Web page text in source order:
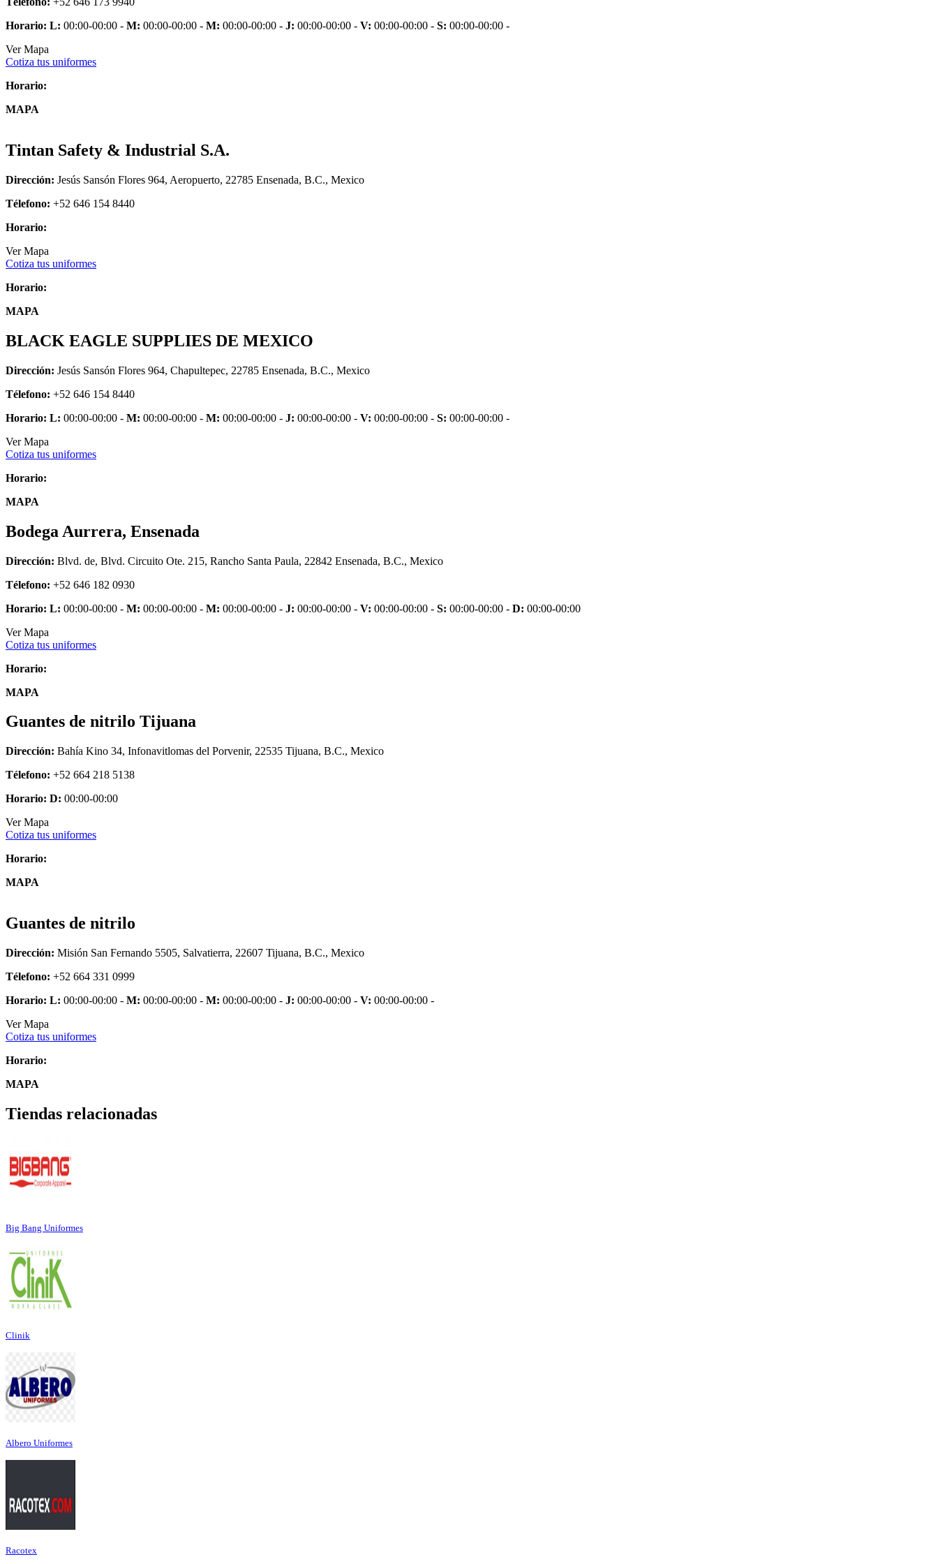
Horario: L: 00:00-00:00 - M: 00:00-00:00 - M: 00:00-00:00 - J: 00:00-00:00 - V: 00:00-00:00 - S: 00:00-00:00 -
Ver Mapa
Cotiza tus uniformes
Horario:
MAPA
Tintan Safety & Industrial S.A.
Dirección: Jesús Sansón Flores 964, Aeropuerto, 22785 Ensenada, B.C., Mexico
Télefono: +52 646 154 8440
Horario:
Ver Mapa
Cotiza tus uniformes
Horario:
MAPA
BLACK EAGLE SUPPLIES DE MEXICO
Dirección: Jesús Sansón Flores 964, Chapultepec, 22785 Ensenada, B.C., Mexico
Télefono: +52 646 154 8440
Horario: L: 00:00-00:00 - M: 00:00-00:00 - M: 00:00-00:00 - J: 00:00-00:00 - V: 00:00-00:00 - S: 00:00-00:00 -
Ver Mapa
Cotiza tus uniformes
Horario:
MAPA
Bodega Aurrera, Ensenada
Dirección: Blvd. de, Blvd. Circuito Ote. 215, Rancho Santa Paula, 22842 Ensenada, B.C., Mexico
Télefono: +52 646 182 0930
Horario: L: 00:00-00:00 - M: 00:00-00:00 - M: 00:00-00:00 - J: 00:00-00:00 - V: 00:00-00:00 - S: 00:00-00:00 - D: 00:00-00:00
Ver Mapa
Cotiza tus uniformes
Horario:
MAPA
Guantes de nitrilo Tijuana
Dirección: Bahía Kino 34, Infonavitlomas del Porvenir, 22535 Tijuana, B.C., Mexico
Télefono: +52 664 218 5138
Horario: D: 00:00-00:00
Ver Mapa
Cotiza tus uniformes
Horario:
MAPA
Guantes de nitrilo
Dirección: Misión San Fernando 5505, Salvatierra, 22607 Tijuana, B.C., Mexico
Télefono: +52 664 331 0999
Horario: L: 00:00-00:00 - M: 00:00-00:00 - M: 00:00-00:00 - J: 00:00-00:00 - V: 00:00-00:00 -
Ver Mapa
Cotiza tus uniformes
Horario:
MAPA
Tiendas relacionadas
Big Bang Uniformes
Clinik
Albero Uniformes
Racotex